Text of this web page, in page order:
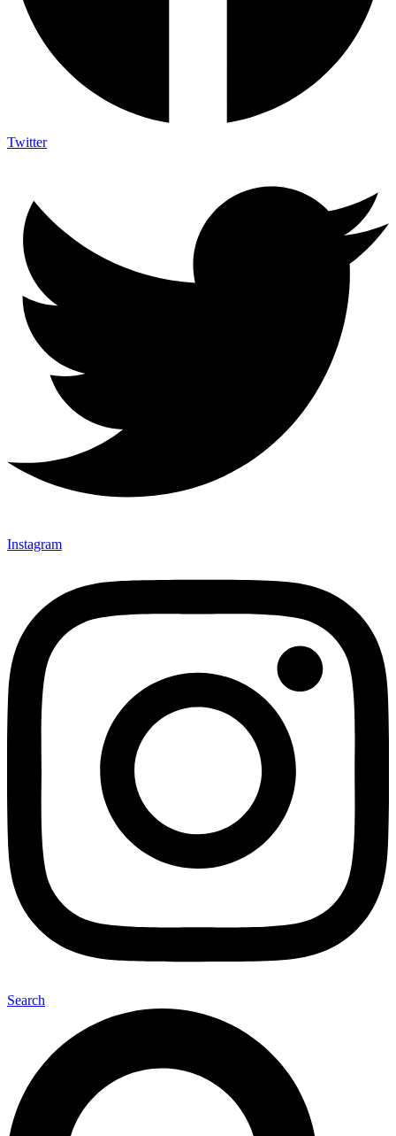
Twitter
Instagram
Search